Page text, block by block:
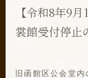
【令和8年9
裳館受付停止
旧函館区公会堂